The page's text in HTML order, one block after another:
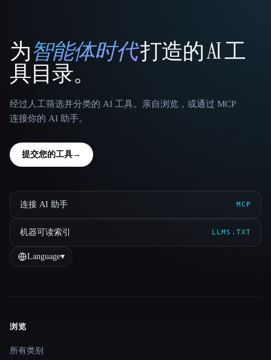
That AI Collection
为智能体时代打造的 AI 工
具目录。
经过人工筛选并分类的 AI 工具。亲自浏览，或通过 MCP
连接你的 AI 助手。
提交您的工具→
连接 AI 助手 MCP
机器可读索引 LLMS.TXT
Language▾
Site navigation
浏览
所有类别